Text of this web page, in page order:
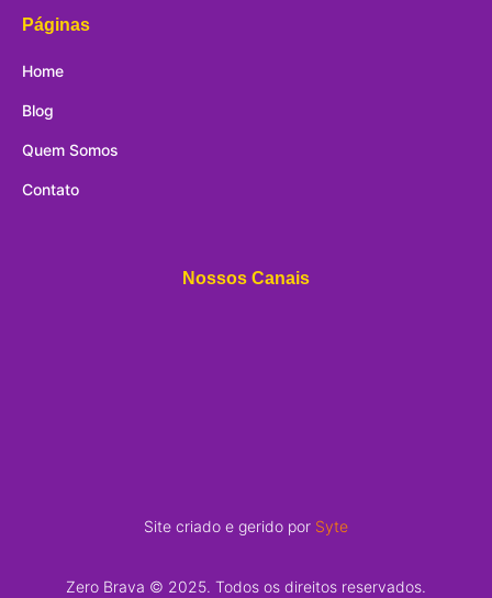
Páginas
Home
Blog
Quem Somos
Contato
Nossos Canais
Site criado e gerido por Syte
Zero Brava © 2025. Todos os direitos reservados.